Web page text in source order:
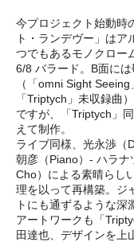
今プロジェクト始動時
ト・ランデヴー」は
つでもあるモノクロー
6/8 バラード。B面には
（「omni Sight
「Triptych」未収録曲
ですが、「Triptych」
えて制作。
ライブ同様、光永渉（
朝彦（Piano）- ハラナ
Cho）による素晴らし
理を以って再構築。ジ
トにも通ずるような深
アートワークも「
田達也、デザインを上